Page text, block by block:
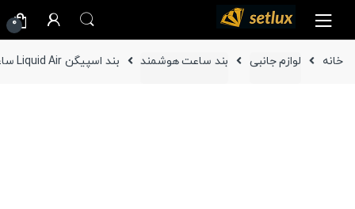
navigation
content
0
خانه لوازم جانبی بند ساعت هوشمند بند اسپیگن Liquid Air ساعت سامسونگ Galaxy watch4 44 / 40 / watch4 Classic 46mm / 42mm